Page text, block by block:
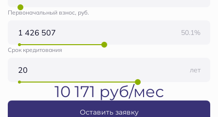
Первоначальный взнос, руб.
50.1%
Срок кредитования
лет
10 171 руб/мес
Оставить заявку